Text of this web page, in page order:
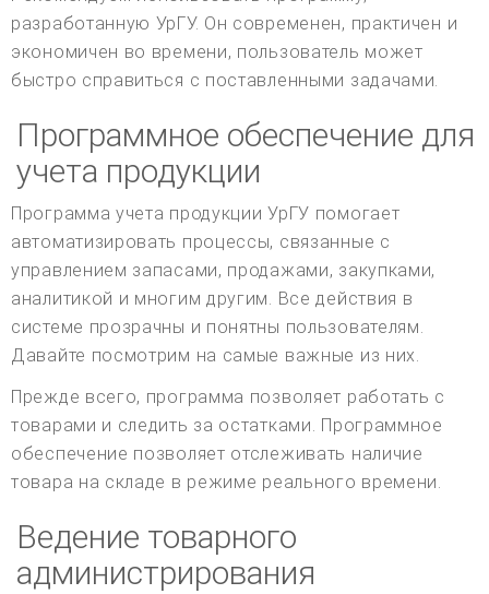
разработанную УрГУ. Он современен, практичен и
экономичен во времени, пользователь может
быстро справиться с поставленными задачами.
Программное обеспечение для
учета продукции
Программа учета продукции УрГУ помогает
автоматизировать процессы, связанные с
управлением запасами, продажами, закупками,
аналитикой и многим другим. Все действия в
системе прозрачны и понятны пользователям.
Давайте посмотрим на самые важные из них.
Прежде всего, программа позволяет работать с
товарами и следить за остатками. Программное
обеспечение позволяет отслеживать наличие
товара на складе в режиме реального времени.
Ведение товарного
администрирования